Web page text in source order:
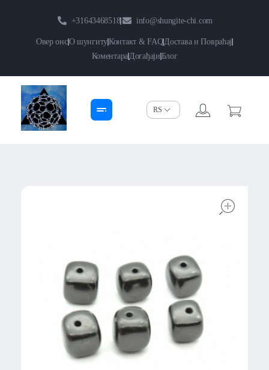
+31643468518 info@shungite-chi.com
Овер онсО шунгитуКонтакт & FAQДостава и Повраћај
КоментараДогађаји Блог